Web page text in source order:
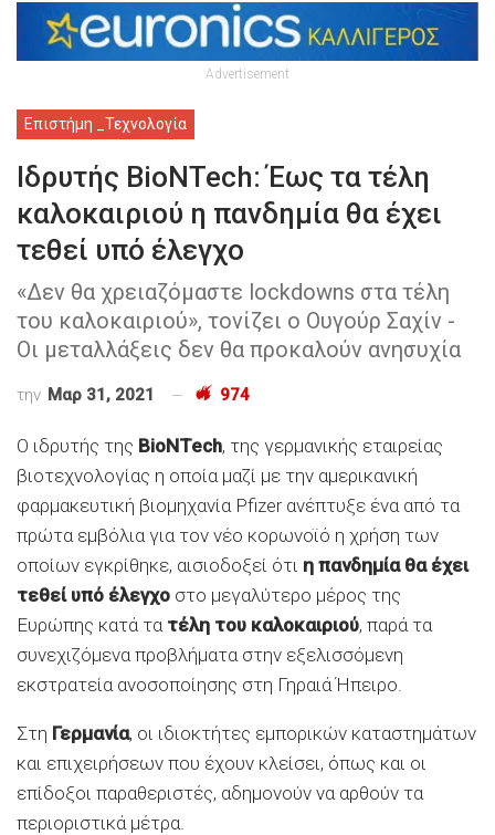
Advertisement
Επιστήμη _Τεχνολογία
Ιδρυτής BioNTech: Έως τα τέλη
καλοκαιριού η πανδημία θα έχει
τεθεί υπό έλεγχο
«Δεν θα χρειαζόμαστε lockdowns στα τέλη
του καλοκαιριού», τονίζει ο Ουγούρ Σαχίν -
Οι μεταλλάξεις δεν θα προκαλούν ανησυχία
την Μαρ 31, 2021 974
Ο ιδρυτής της BioNTech, της γερμανικής εταιρείας
βιοτεχνολογίας η οποία μαζί με την αμερικανική
φαρμακευτική βιομηχανία Pfizer ανέπτυξε ένα από τα
πρώτα εμβόλια για τον νέο κορωνοϊό η χρήση των
οποίων εγκρίθηκε, αισιοδοξεί ότι η πανδημία θα έχει
τεθεί υπό έλεγχο στο μεγαλύτερο μέρος της
Ευρώπης κατά τα τέλη του καλοκαιριού, παρά τα
συνεχιζόμενα προβλήματα στην εξελισσόμενη
εκστρατεία ανοσοποίησης στη Γηραιά Ήπειρο.
Στη Γερμανία, οι ιδιοκτήτες εμπορικών καταστημάτων
και επιχειρήσεων που έχουν κλείσει, όπως και οι
επίδοξοι παραθεριστές, αδημονούν να αρθούν τα
περιοριστικά μέτρα.